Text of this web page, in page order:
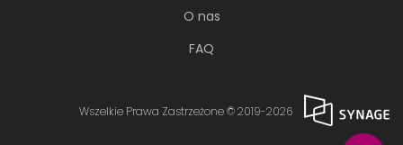
O nas
FAQ
Wszelkie Prawa Zastrzeżone © 2019-2026